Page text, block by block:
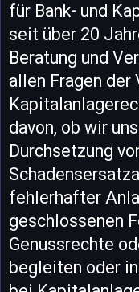
für Bank- und
seit über 20
Beratung und
allen Fragen der
davon, ob wir
Durchsetzung
fehlerhafter
geschlossenen
Genussrechte
begleiten oder